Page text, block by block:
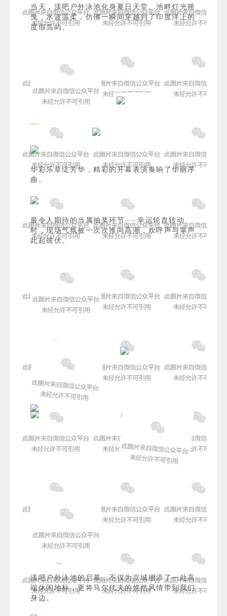
当天，漾吧户外泳池化身夏日天堂。池畔灯光摇
曳，水波温柔，仿佛一瞬间穿越到了印度洋上的
度假岛屿。
华彩乐章绽芳华，精彩的开幕表演奏响了华丽序
曲。
最令人期待的当属抽奖环节——幸运轮盘转动
时，现场气氛被一次次推向高潮，欢呼声与掌声
此起彼伏。
漾吧户外泳池的启幕，不仅为京城增添了一处高
端休闲地标，更将马尔代夫的悠然风情带到我们
身边。